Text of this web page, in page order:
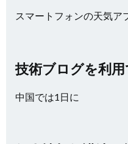
スマートフォンの天気ア
技術ブログを利用
中国では1日に